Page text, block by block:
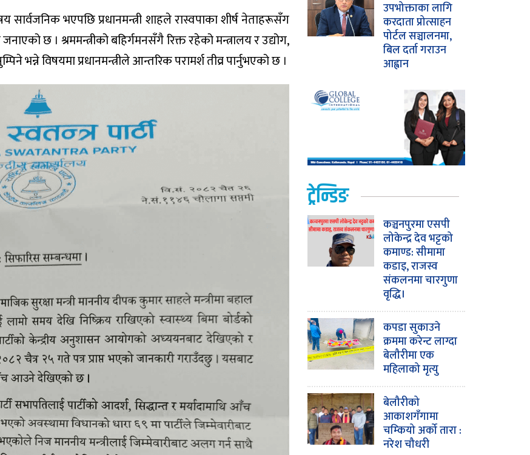
सार्वजनिक भएपछि प्रधानमन्त्री शाहले रास्वपाका शीर्ष नेताहरूसँग
छ । श्रममन्त्रीको बहिर्गमनसँगै रिक्त रहेको मन्त्रालय र उद्योग,
भन्ने विषयमा प्रधानमन्त्रीले आन्तरिक परामर्श तीव्र पार्नुभएको छ ।
उपभोक्ताका लागि
करदाता प्रोत्साहन
पोर्टल सञ्चालनमा,
बिल दर्ता गराउन
आह्वान
ट्रेन्डिङ
कञ्चनपुरमा एसपी
लोकेन्द्र देव भट्टको
कमाण्ड: सीमामा
कडाइ, राजस्व
संकलनमा चारगुणा
वृद्धि।
कपडा सुकाउने
क्रममा करेन्ट लाग्दा
बेलौरीमा एक
महिलाको मृत्यु
बेलौरीको
आकाशगँगामा
चम्कियो अर्को तारा :
नरेश चौधरी